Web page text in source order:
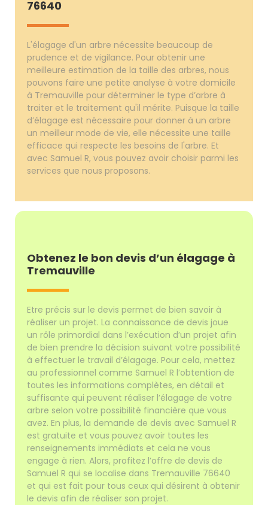
76640
L'élagage d'un arbre nécessite beaucoup de
prudence et de vigilance. Pour obtenir une
meilleure estimation de la taille des arbres, nous
pouvons faire une petite analyse à votre domicile
à Tremauville pour déterminer le type d’arbre à
traiter et le traitement qu'il mérite. Puisque la taille
d’élagage est nécessaire pour donner à un arbre
un meilleur mode de vie, elle nécessite une taille
efficace qui respecte les besoins de l'arbre. Et
avec Samuel R, vous pouvez avoir choisir parmi les
services que nous proposons.
Obtenez le bon devis d’un élagage à
Tremauville
Etre précis sur le devis permet de bien savoir à
réaliser un projet. La connaissance de devis joue
un rôle primordial dans l’exécution d’un projet afin
de bien prendre la décision suivant votre possibilité
à effectuer le travail d’élagage. Pour cela, mettez
au professionnel comme Samuel R l’obtention de
toutes les informations complètes, en détail et
suffisante qui peuvent réaliser l’élagage de votre
arbre selon votre possibilité financière que vous
avez. En plus, la demande de devis avec Samuel R
est gratuite et vous pouvez avoir toutes les
renseignements immédiats et cela ne vous
engage à rien. Alors, profitez l’offre de devis de
Samuel R qui se localise dans Tremauville 76640
et qui est fait pour tous ceux qui désirent à obtenir
le devis afin de réaliser son projet.